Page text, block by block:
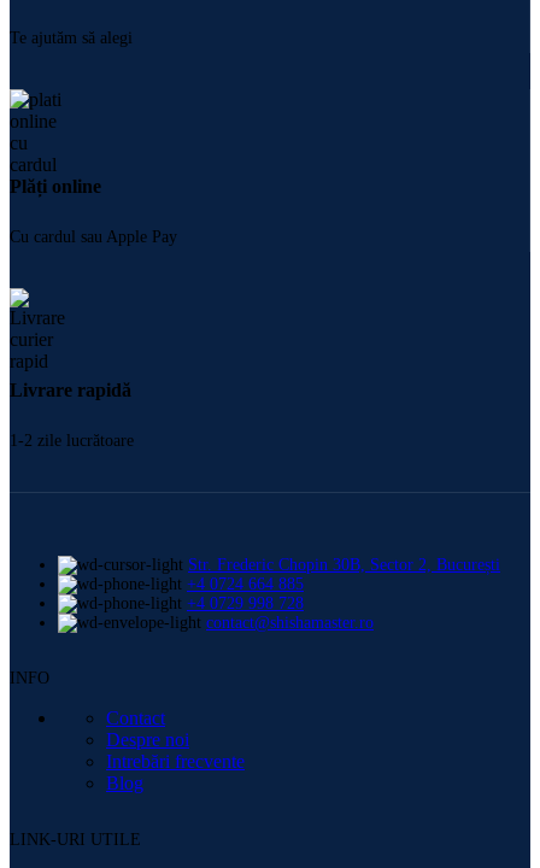
Te ajutăm să alegi
Plăți online
Cu cardul sau Apple Pay
Livrare rapidă
1-2 zile lucrătoare
Str. Frederic Chopin 30B, Sector 2, București
+4 0724 664 885
+4 0729 998 728
contact@shishamaster.ro
INFO
Contact
Despre noi
Intrebări frecvente
Blog
LINK-URI UTILE